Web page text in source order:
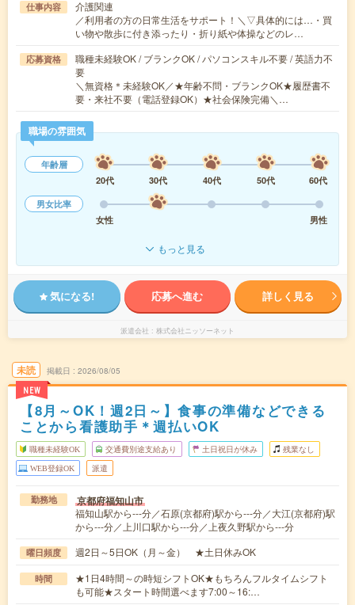
仕事内容
介護関連
／利用者の方の日常生活をサポート！＼▽具体的には…・買
い物や散歩に付き添ったり・折り紙や体操などのレ…
応募資格
職種未経験OK / ブランクOK / パソコンスキル不要 / 英語力不
要
＼無資格＊未経験OK／★年齢不問・ブランクOK★履歴書不
要・来社不要（電話登録OK）★社会保険完備＼…
職場の雰囲気
年齢層
20代
30代 40代 50代
60代
男女比率
女性
男性
もっと見る
気になる! 応募へ進む 詳しく見る
派遣会社 株式会社ニッソーネット
未読
NEW
掲載日 2026/08/05
【8月～OK！週2日～】食事の準備などできる
ことから看護助手＊週払いOK
職種未経験OK 交通費別途支給あり 土日祝日が休み 残業なし
WEB登録OK 派遣
勤務地 京都府福知山市
福知山駅から---分／石原(京都府)駅から---分／大江(京都府)駅
から---分／上川口駅から---分／上夜久野駅から---分
曜日頻度 週2日～5日OK（月～金） ★土日休みOK
時間
★1日4時間～の時短シフトOK★もちろんフルタイムシフト
も可能★スタート時間選べます7:00～16:…